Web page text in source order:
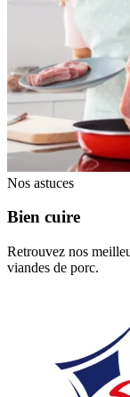
Nos astuces
Bien cuire
Retrouvez nos
viandes de porc.